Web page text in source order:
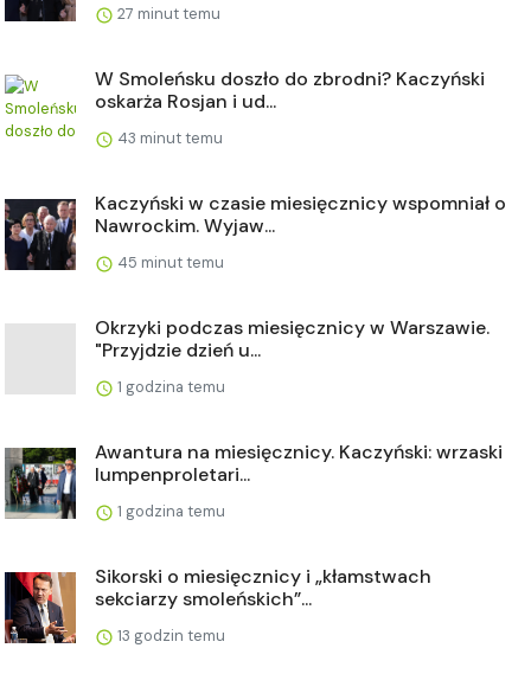
27 minut temu
W Smoleńsku doszło do zbrodni? Kaczyński
oskarża Rosjan i ud...
43 minut temu
Kaczyński w czasie miesięcznicy wspomniał o
Nawrockim. Wyjaw...
45 minut temu
Okrzyki podczas miesięcznicy w Warszawie.
"Przyjdzie dzień u...
1 godzina temu
Awantura na miesięcznicy. Kaczyński: wrzaski
lumpenproletari...
1 godzina temu
Sikorski o miesięcznicy i „kłamstwach
sekciarzy smoleńskich”...
13 godzin temu